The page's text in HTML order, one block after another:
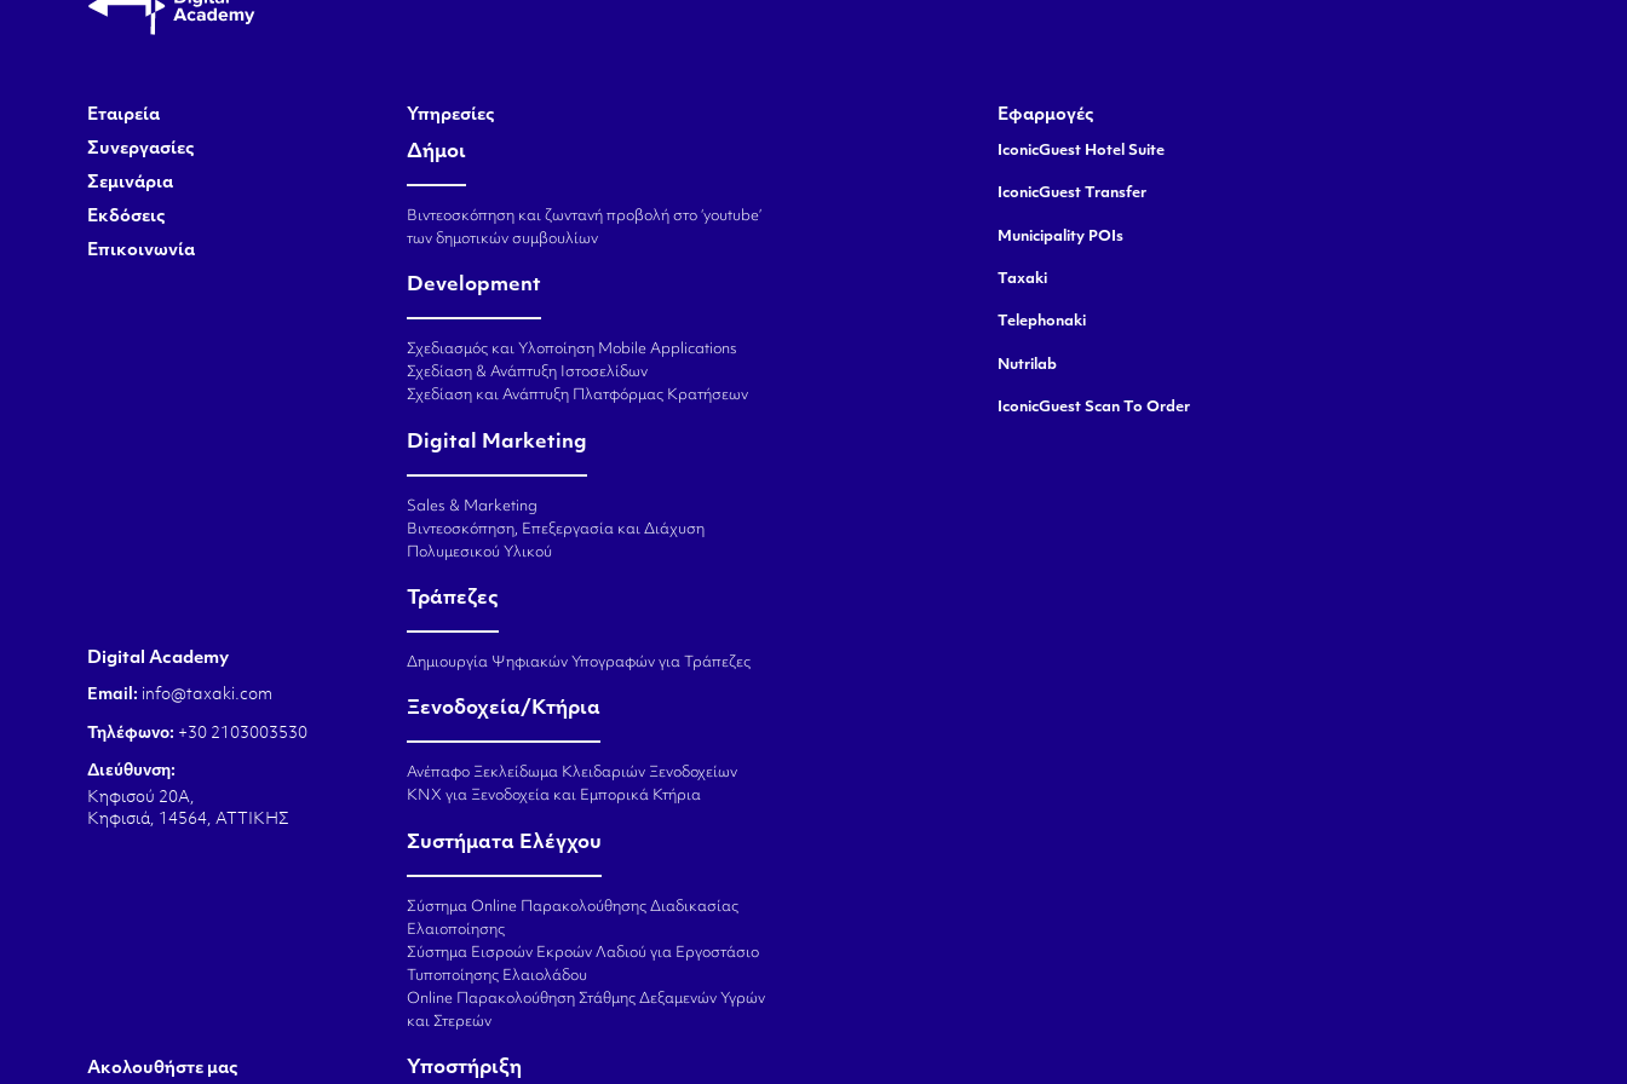
Εταιρεία
Συνεργασίες
Σεμινάρια
Εκδόσεις
Επικοινωνία
Υπηρεσίες
Δήμοι
Βιντεοσκόπηση και ζωντανή προβολή στο ‘youtube’
των δημοτικών συμβουλίων
Development
Σχεδιασμός και Υλοποίηση Mobile Applications
Σχεδίαση & Ανάπτυξη Ιστοσελίδων
Σχεδίαση και Ανάπτυξη Πλατφόρμας Κρατήσεων
Digital Marketing
Sales & Marketing
Βιντεοσκόπηση, Επεξεργασία και Διάχυση
Πολυμεσικού Υλικού
Τράπεζες
Δημιουργία Ψηφιακών Υπογραφών για Τράπεζες
Ξενοδοχεία/Κτήρια
Ανέπαφο Ξεκλείδωμα Κλειδαριών Ξενοδοχείων
KNX για Ξενοδοχεία και Εμπορικά Κτήρια
Συστήματα Ελέγχου
Σύστημα Online Παρακολούθησης Διαδικασίας
Ελαιοποίησης
Σύστημα Εισροών Εκροών Λαδιού για Εργοστάσιο
Τυποποίησης Ελαιολάδου
Online Παρακολούθηση Στάθμης Δεξαμενών Υγρών
και Στερεών
Υποστήριξη
Εφαρμογές
IconicGuest Hotel Suite
IconicGuest Transfer
Municipality POIs
Taxaki
Telephonaki
Nutrilab
IconicGuest Scan To Order
Digital Academy
Email: info@taxaki.com
Τηλέφωνο: +30 2103003530
Διεύθυνση:
Κηφισού 20Α,
Κηφισιά, 14564, ΑΤΤΙΚΗΣ
Aκολουθήστε μας